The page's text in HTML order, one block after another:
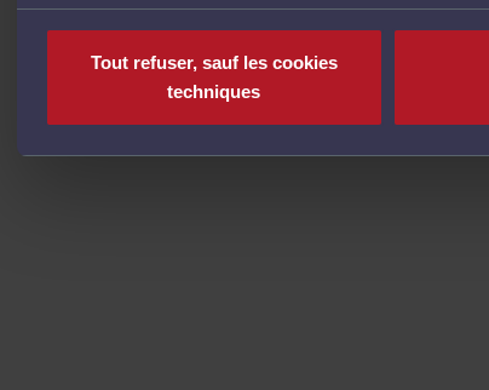
Tout refuser, sauf les cookies
techniques